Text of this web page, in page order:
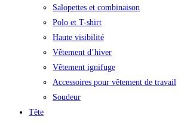
Salopettes et combinaison
Polo et T-shirt
Haute visibilité
Vêtement d’hiver
Vêtement ignifuge
Accessoires pour vêtement de travail
Soudeur
Tête